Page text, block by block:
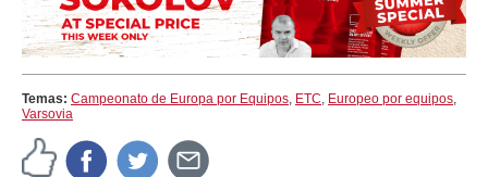
Temas: Campeonato de Europa por Equipos, ETC, Europeo por equipos,
Varsovia